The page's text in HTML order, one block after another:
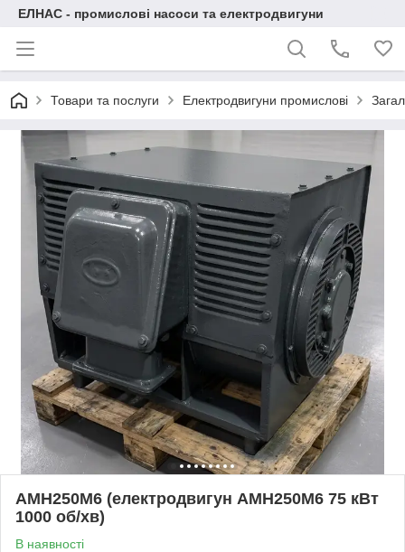
ЕЛНАС - промислові насоси та електродвигуни
Товари та послуги Електродвигуни промислові
АМН250М6 (електродвигун АМН250М6 75 кВт
1000 об/хв)
В наявності